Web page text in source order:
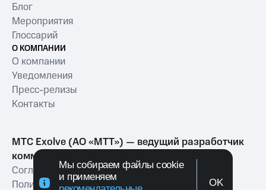
Мы собираем файлы cookie
и применяем
OK
Блог
Мероприятия
Глоссарий
О КОМПАНИИ
О компании
Уведомления
Пресс-релизы
Контакты
МТС Exolve (АО «МТТ») — ведущий разработчик
коммуникационных решений для бизнеса
Согласие на обработку персональных данных
Политика обработки персональных данных